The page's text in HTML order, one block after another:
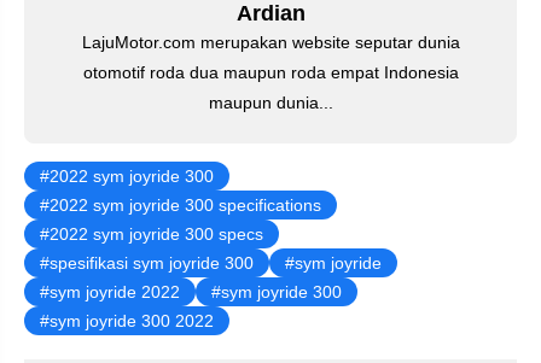
Ardian
LajuMotor.com merupakan website seputar dunia
otomotif roda dua maupun roda empat Indonesia
maupun dunia...
2022 sym joyride 300
2022 sym joyride 300 specifications
2022 sym joyride 300 specs
spesifikasi sym joyride 300
sym joyride
sym joyride 2022
sym joyride 300
sym joyride 300 2022